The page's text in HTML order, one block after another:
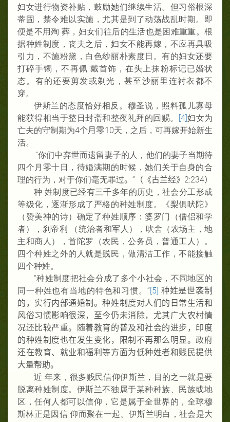
妇女进行物资补贴，鼓励她们继续生活。但习俗根深
蒂固，禁令难以实施，尤其是到了动荡战乱时期。即
便是不用殉 葬，妇女们往后的生活也是困难重重。根
据种姓制度，丧夫之后，妇女不能再嫁，不应再具吸
引力，不施粉黛，白色纱丽朴素度日。有的妇女还要
打碎手镯，不再佩 戴首饰，在头上抹粉标记已婚状
态。有的还要剪发或剃光，甚至沙丽里连衬衣都不
穿。
伊斯兰的态度恰好相反。穆圣说，照料孤儿寡母
能获得相当于整日封斋和整夜礼拜的回赐。
[4]妇女为
亡夫的守制期为4个月零10天，之后，可再嫁开始新生
活。
“你们中弃世而遗留妻子的人，他们的妻子当期待
四个月零十日，待婚满期的时候，她们关于自身的合
理的行为，对于你们毫无罪过。”（《古兰经》 2:234）
种 姓制度已经有三千多年的历史，社会分工形成
等级化，逐渐形成了严格的种姓制度。《梨俱吠陀》
（赞美神的诗）确定了种姓顺序：婆罗门（僧侣和学
者），刹帝利 （统治者和军人），吠舍（农场主，地
主和商人），首陀罗（农民，公务员，普通工人）。
四个种姓之外的人就是贱民，做清洁工作，不能接触
四个种姓。
“种姓制度把社会分成了多个小社会，不同地区的
同一种姓也有当地的特色和习惯。”[5] 种姓是世袭制
的，实行内部通婚制。种姓制度对人们的日常生活和
风俗习惯影响很深，至今仍未消除，尤其广大农村情
况还比较严重。随着教育的普及和社会的进步，印度
的种姓制度也在发生变化，限制不再那么明显。政府
还在教育、就业和福利等方面为低种姓者和贱民提供
大量帮助。
近 年来，很多贱民信仰伊斯兰，目的之一就是要
脱离种姓制度。伊斯兰不独属于某种种族、民族或地
区，任何人都可以信仰，它是属于全世界的，全球穆
斯林正是因信 仰而聚在一起。伊斯兰明白，社会是大